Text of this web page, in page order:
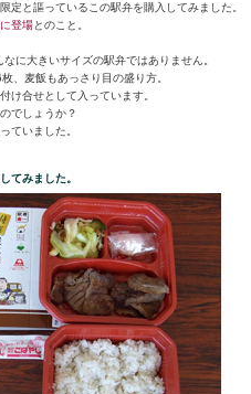
定と謳っているこの駅弁を購入してみました。
登場とのこと。
に大きいサイズの駅弁ではありません。
、麦飯もあっさり目の盛り方。
け合せとして入っています。
でしょうか？
ていました。
てみました。